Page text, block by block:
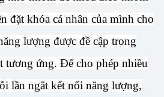
đặt khóa cá nhân của mình cho
lượng được đề cập trong
tương ứng. Để cho phép nhiều
lần ngắt kết nối năng lượng,